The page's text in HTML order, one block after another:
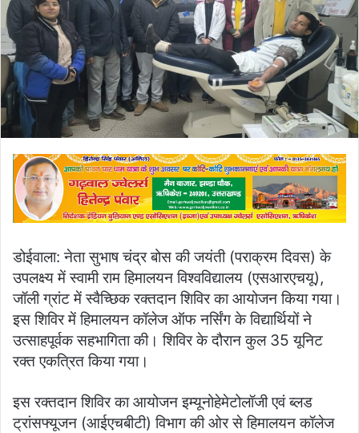
डोईवाला: नेता सुभाष चंद्र बोस की जयंती (पराक्रम दिवस) के
उपलक्ष्य में स्वामी राम हिमालयन विश्वविद्यालय (एसआरएचयू),
जॉली ग्रांट में स्वैच्छिक रक्तदान शिविर का आयोजन किया गया।
इस शिविर में हिमालयन कॉलेज ऑफ नर्सिंग के विद्यार्थियों ने
उत्साहपूर्वक सहभागिता की। शिविर के दौरान कुल 35 यूनिट
रक्त एकत्रित किया गया।
इस रक्तदान शिविर का आयोजन इम्यूनोहेमेटोलॉजी एवं ब्लड
ट्रांसफ्यूजन (आईएचबीटी) विभाग की ओर से हिमालयन कॉलेज